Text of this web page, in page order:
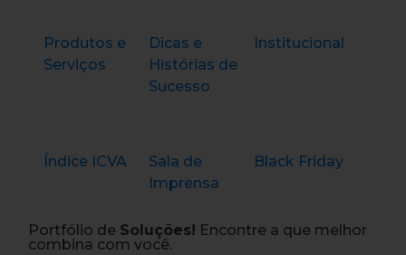
Produtos e
Serviços
Dicas e
Histórias de
Sucesso
Institucional
Índice ICVA
Sala de
Imprensa
Black Friday
Portfólio de Soluções! Encontre a que melhor
combina com você.